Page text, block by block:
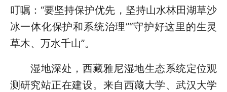
叮嘱：“要坚持保护优先，坚持山水林田湖草沙
冰一体化保护和系统治理”“守护好这里的生灵
草木、万水千山”。
湿地深处，西藏雅尼湿地生态系统定位观
测研究站正在建设。来自西藏大学、武汉大学